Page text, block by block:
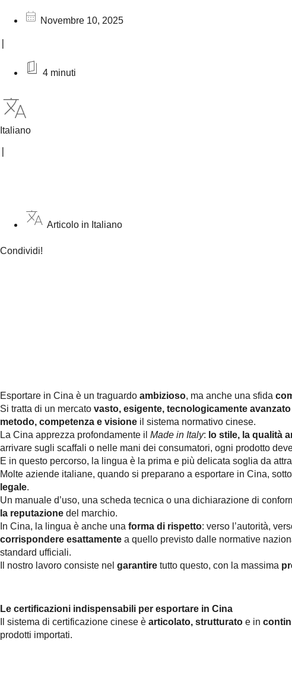
Novembre 10, 2025
4 minuti
Italiano
Articolo in Italiano
Condividi!
Esportare in Cina è un traguardo ambizioso, ma anche una sfida
Si tratta di un mercato vasto, esigente, tecnologicamente avanzato
metodo, competenza e visione il sistema normativo cinese.
La Cina apprezza profondamente il Made in Italy: lo stile, la qualità
arrivare sugli scaffali o nelle mani dei consumatori, ogni prodotto
E in questo percorso, la lingua è la prima e più delicata soglia da
Molte aziende italiane, quando si preparano a esportare in Cina,
legale.
Un manuale d’uso, una scheda tecnica o una dichiarazione di
la reputazione del marchio.
In Cina, la lingua è anche una forma di rispetto: verso l’autorità,
corrispondere esattamente a quello previsto dalle normative
standard ufficiali.
Il nostro lavoro consiste nel garantire tutto questo, con la massima
Le certificazioni indispensabili per esportare in Cina
Il sistema di certificazione cinese è articolato, strutturato e in
prodotti importati.